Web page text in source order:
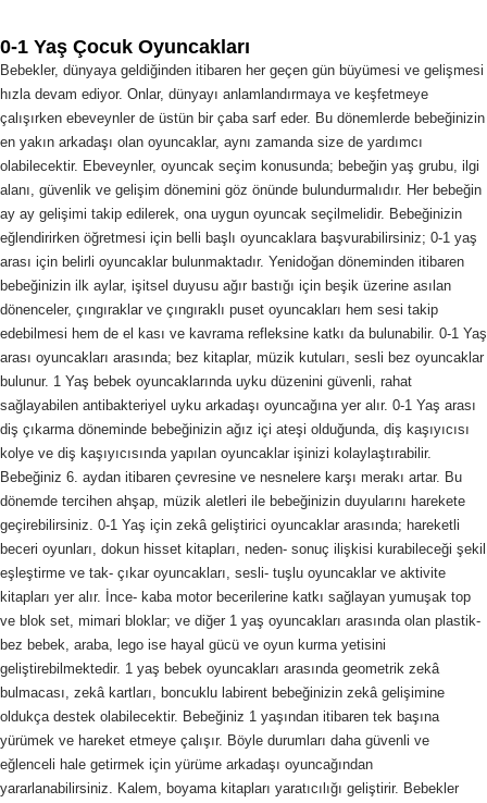
0-1 Yaş Çocuk Oyuncakları
Bebekler, dünyaya geldiğinden itibaren her geçen gün büyümesi ve gelişmesi
hızla devam ediyor. Onlar, dünyayı anlamlandırmaya ve keşfetmeye
çalışırken ebeveynler de üstün bir çaba sarf eder. Bu dönemlerde bebeğinizin
en yakın arkadaşı olan oyuncaklar, aynı zamanda size de yardımcı
olabilecektir. Ebeveynler, oyuncak seçim konusunda; bebeğin yaş grubu, ilgi
alanı, güvenlik ve gelişim dönemini göz önünde bulundurmalıdır. Her bebeğin
ay ay gelişimi takip edilerek, ona uygun oyuncak seçilmelidir. Bebeğinizin
eğlendirirken öğretmesi için belli başlı oyuncaklara başvurabilirsiniz; 0-1 yaş
arası için belirli oyuncaklar bulunmaktadır. Yenidoğan döneminden itibaren
bebeğinizin ilk aylar, işitsel duyusu ağır bastığı için beşik üzerine asılan
dönenceler, çıngıraklar ve çıngıraklı puset oyuncakları hem sesi takip
edebilmesi hem de el kası ve kavrama refleksine katkı da bulunabilir. 0-1 Yaş
arası oyuncakları arasında; bez kitaplar, müzik kutuları, sesli bez oyuncaklar
bulunur. 1 Yaş bebek oyuncaklarında uyku düzenini güvenli, rahat
sağlayabilen antibakteriyel uyku arkadaşı oyuncağına yer alır. 0-1 Yaş arası
diş çıkarma döneminde bebeğinizin ağız içi ateşi olduğunda, diş kaşıyıcısı
kolye ve diş kaşıyıcısında yapılan oyuncaklar işinizi kolaylaştırabilir.
Bebeğiniz 6. aydan itibaren çevresine ve nesnelere karşı merakı artar. Bu
dönemde tercihen ahşap, müzik aletleri ile bebeğinizin duyularını harekete
geçirebilirsiniz. 0-1 Yaş için zekâ geliştirici oyuncaklar arasında; hareketli
beceri oyunları, dokun hisset kitapları, neden- sonuç ilişkisi kurabileceği şekil
eşleştirme ve tak- çıkar oyuncakları, sesli- tuşlu oyuncaklar ve aktivite
kitapları yer alır. İnce- kaba motor becerilerine katkı sağlayan yumuşak top
ve blok set, mimari bloklar; ve diğer 1 yaş oyuncakları arasında olan plastik-
bez bebek, araba, lego ise hayal gücü ve oyun kurma yetisini
geliştirebilmektedir. 1 yaş bebek oyuncakları arasında geometrik zekâ
bulmacası, zekâ kartları, boncuklu labirent bebeğinizin zekâ gelişimine
oldukça destek olabilecektir. Bebeğiniz 1 yaşından itibaren tek başına
yürümek ve hareket etmeye çalışır. Böyle durumları daha güvenli ve
eğlenceli hale getirmek için yürüme arkadaşı oyuncağından
yararlanabilirsiniz. Kalem, boyama kitapları yaratıcılığı geliştirir. Bebekler